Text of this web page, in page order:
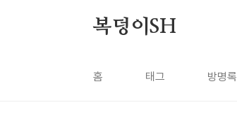
복덩이SH
홈 태그 방명록